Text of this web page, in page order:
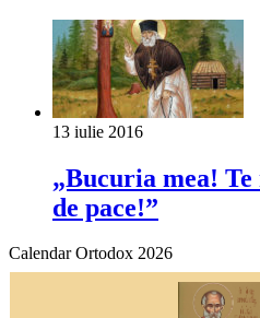
13 iulie 2016
„Bucuria mea! Te
de pace!”
Calendar Ortodox 2026